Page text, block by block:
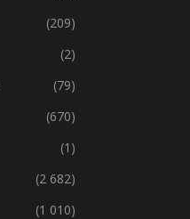
(209)
(2)
(79)
(670)
(1)
(2 682)
(1 010)